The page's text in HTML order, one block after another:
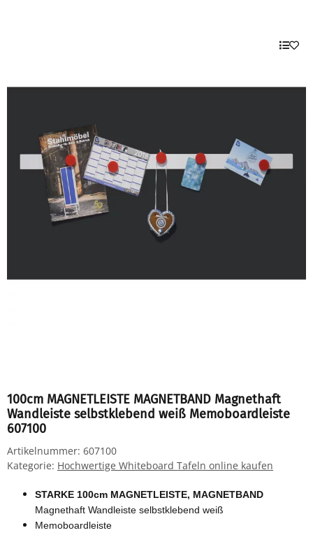
100cm MAGNETLEISTE MAGNETBAND Magnethaft
Wandleiste selbstklebend weiß Memoboardleiste
607100
Artikelnummer: 607100
Kategorie: Hochwertige Whiteboard Tafeln online kaufen
STARKE 100cm MAGNETLEISTE, MAGNETBAND
Magnethaft Wandleiste selbstklebend weiß
Memoboardleiste